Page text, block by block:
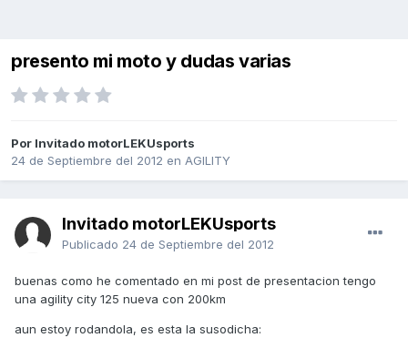
presento mi moto y dudas varias
Por Invitado motorLEKUsports
24 de Septiembre del 2012 en AGILITY
Invitado motorLEKUsports
Publicado 24 de Septiembre del 2012
buenas como he comentado en mi post de presentacion tengo
una agility city 125 nueva con 200km
aun estoy rodandola, es esta la susodicha: